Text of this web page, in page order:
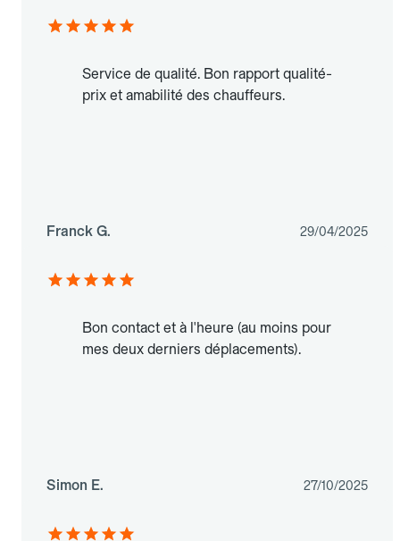
Service de qualité. Bon rapport qualité-
prix et amabilité des chauffeurs.
Franck G. 29/04/2025
Bon contact et à l'heure (au moins pour
mes deux derniers déplacements).
Simon E. 27/10/2025